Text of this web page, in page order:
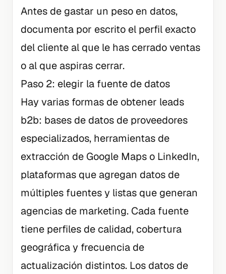
Antes de gastar un peso en datos,
documenta por escrito el perfil exacto
del cliente al que le has cerrado ventas
o al que aspiras cerrar.
Paso 2: elegir la fuente de datos
Hay varias formas de obtener leads
b2b: bases de datos de proveedores
especializados, herramientas de
extracción de Google Maps o LinkedIn,
plataformas que agregan datos de
múltiples fuentes y listas que generan
agencias de marketing. Cada fuente
tiene perfiles de calidad, cobertura
geográfica y frecuencia de
actualización distintos. Los datos de